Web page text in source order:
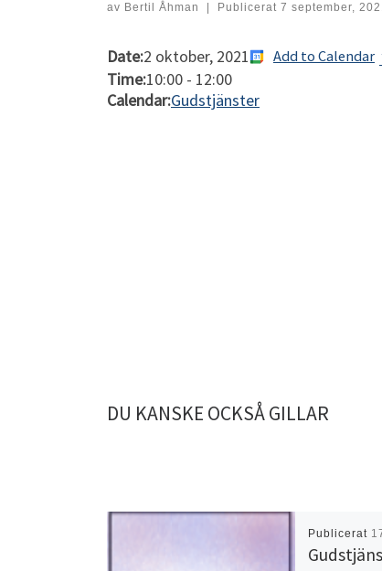
av Bertil Åhman Publicerat 7 september,
Date:2 oktober, 2021 Add to Calendar
Time:10:00 - 12:00
Calendar:Gudstjänster
DU KANSKE OCKSÅ GILLAR
Publicerat